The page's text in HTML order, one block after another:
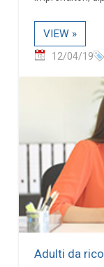
VIEW »
12/04/19
Adulti da